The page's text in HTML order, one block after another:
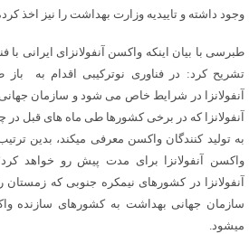
وجود داشته و تاییدیه وزارت بهداشت را نیز اخذ
طبرسی با بیان اینکه واکسن آنفولانزای ایرانی
تشریح کرد: در فناوری نوترکیبی اقدام به
آنفولانزا در شرایط خاص می شود و سازمان
آنفولانزا که در برخی کشورها طی ماه های قبل
به تولید کنندگان واکسن معرفی میکند، بدین
واکسن آنفولانزا برای مدت پیش رو خواهد
آنفولانزا در کشورهای نیمکره جنوبی که
سازمان جهانی بهداشت به کشورهای سازنده
میشود.